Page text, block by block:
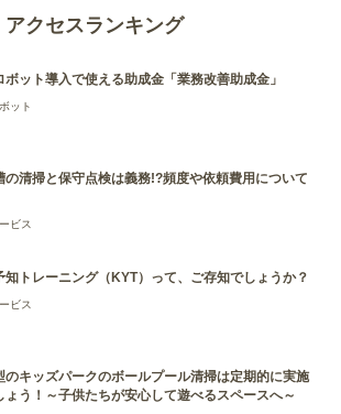
アクセスランキング
ボット導入で使える助成金「業務改善助成金」
ット
の清掃と保守点検は義務!?頻度や依頼費用について
ビス
知トレーニング（KYT）って、ご存知でしょうか？
ビス
のキッズパークのボールプール清掃は定期的に実施
ょう！～子供たちが安心して遊べるスペースへ～